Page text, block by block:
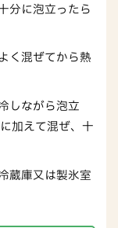
分に泡立ったら
く混ぜてから熱
しながら泡立
に加えて混ぜ、十
蔵庫又は製氷室